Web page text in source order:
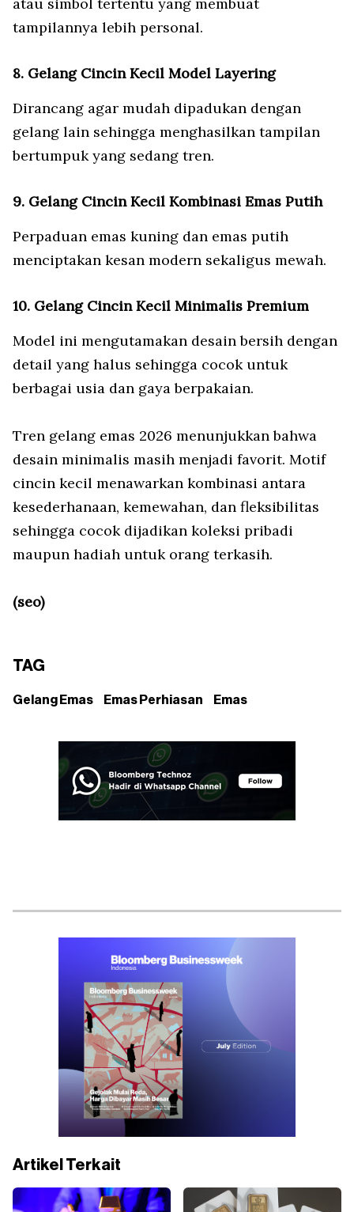
atau simbol tertentu yang membuat
tampilannya lebih personal.
8. Gelang Cincin Kecil Model Layering
Dirancang agar mudah dipadukan dengan
gelang lain sehingga menghasilkan tampilan
bertumpuk yang sedang tren.
9. Gelang Cincin Kecil Kombinasi Emas Putih
Perpaduan emas kuning dan emas putih
menciptakan kesan modern sekaligus mewah.
10. Gelang Cincin Kecil Minimalis Premium
Model ini mengutamakan desain bersih dengan
detail yang halus sehingga cocok untuk
berbagai usia dan gaya berpakaian.
Tren gelang emas 2026 menunjukkan bahwa
desain minimalis masih menjadi favorit. Motif
cincin kecil menawarkan kombinasi antara
kesederhanaan, kemewahan, dan fleksibilitas
sehingga cocok dijadikan koleksi pribadi
maupun hadiah untuk orang terkasih.
(seo)
TAG
Gelang Emas Emas Perhiasan Emas
Artikel Terkait